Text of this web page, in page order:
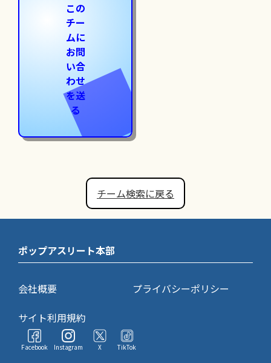
この
チー
ムに
お問
い合
わせ
を送
る
チーム検索に戻る
ポップアスリート本部
会社概要
プライバシーポリシー
サイト利用規約
Facebook Instagram X TikTok